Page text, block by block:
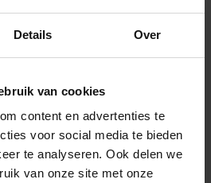
Details Over
van cookies
content en advertenties te
voor social media te bieden
te analyseren. Ook delen we
van onze site met onze
50%Sale
delig - deep pink